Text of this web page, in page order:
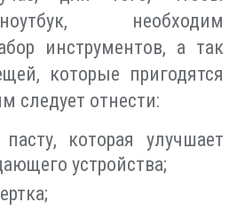
необходим
инструментов, а так
которые пригодятся
следует отнести:
которая улучшает
устройства;